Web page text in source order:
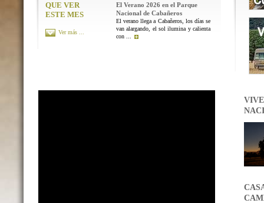
QUE VER
ESTE MES
El Verano 2026 en el Parque
Nacional de Cabañeros
El verano llega a Cabañeros, los días se
van alargando, el sol ilumina y calienta
con ...
Ver más ...